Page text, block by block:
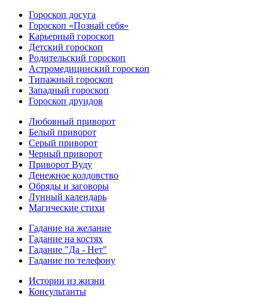
Гороскоп досуга
Гороскоп «Познай себя»
Карьерный гороскоп
Детский гороскоп
Родительский гороскоп
Астромедицинский гороскоп
Типажный гороскоп
Западный гороскоп
Гороскоп друидов
Любовный приворот
Белый приворот
Серый приворот
Черный приворот
Приворот Вуду
Денежное колдовство
Обряды и заговоры
Лунный календарь
Магические стихи
Гадание на желание
Гадание на костях
Гадание "Да - Нет"
Гадание по телефону
Истории из жизни
Консультанты